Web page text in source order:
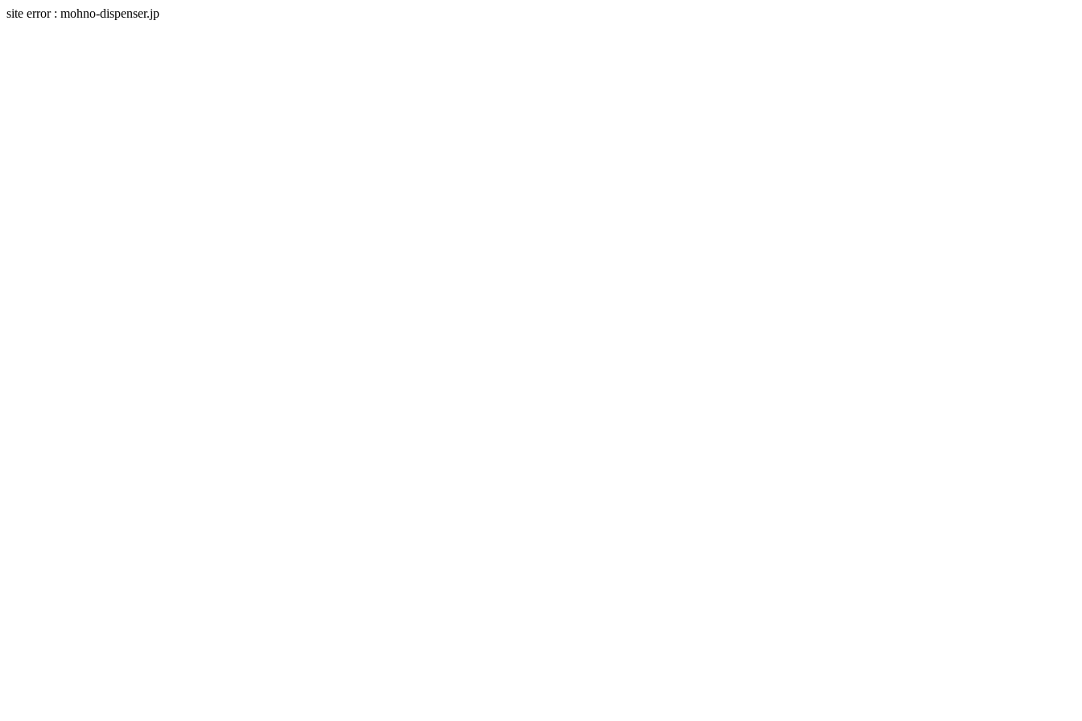
site error : mohno-dispenser.jp